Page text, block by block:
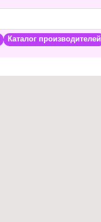
Каталог производителей